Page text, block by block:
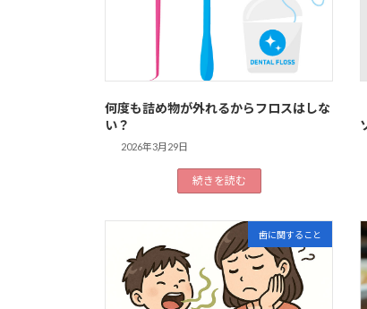
何度も詰め物が外れるからフロスはしな
い？
2026年3月29日
続きを読む
歯に関すること